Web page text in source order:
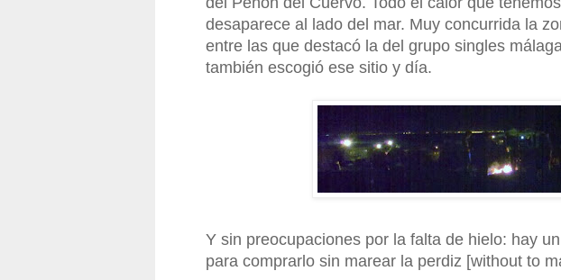
desaparece al lado del mar. Muy concurrida la
entre las que destacó la del grupo singles
también escogió ese sitio y día.
Y sin preocupaciones por la falta de hielo: hay
para comprarlo sin marear la perdiz [without to